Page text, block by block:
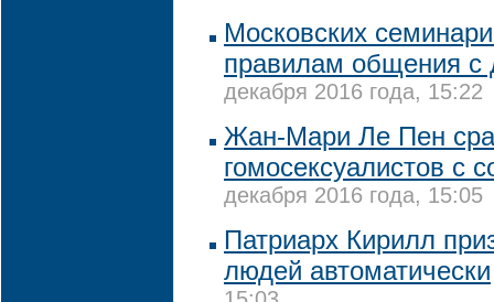
Московских
правилам общения с
декабря 2016 года, 15:22
Жан-Мари Ле Пен
гомосексуалистов с
декабря 2016 года, 15:05
Патриарх Кирилл
людей автоматически